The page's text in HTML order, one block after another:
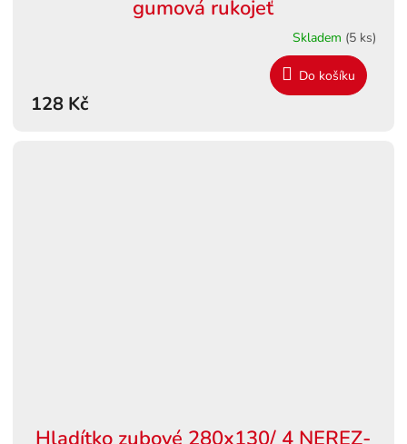
gumová rukojeť
Skladem (5 ks)
128 Kč
Do košíku
Hladítko zubové 280x130/ 4 NEREZ-